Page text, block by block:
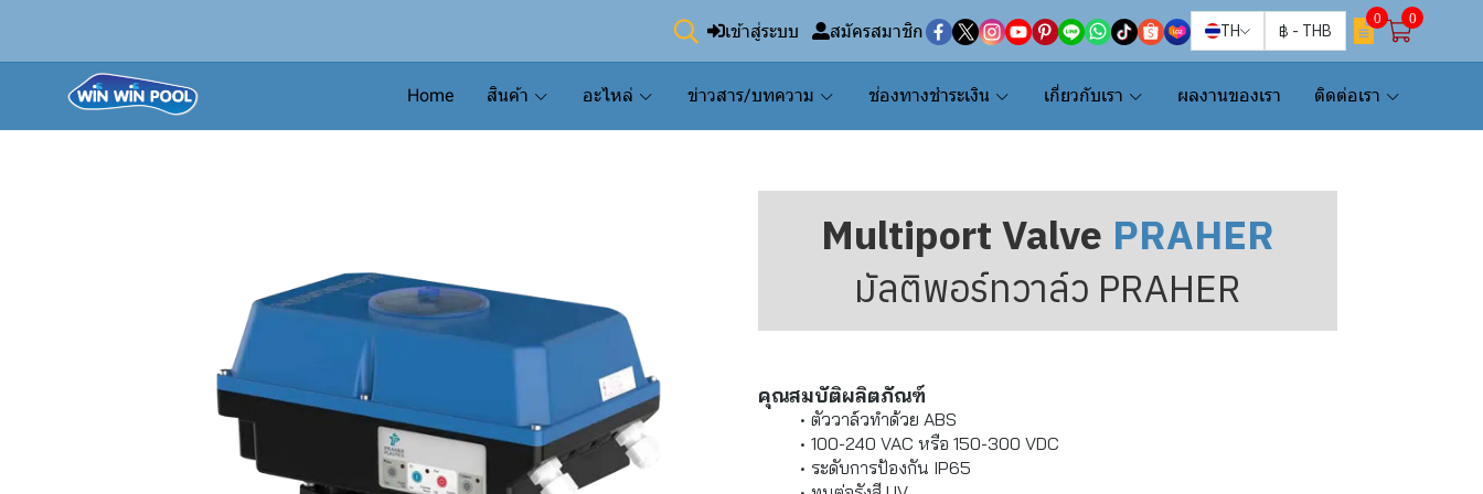
เข้าสู่ระบบ สมัครสมาชิก TH ฿ - THB
0 0
Home สินค้า อะไหล่ ข่าวสาร/บทความ ช่องทางชำระเงิน เกี่ยวกับเรา ผลงานของเรา ติดต่อเรา
Multiport Valve PRAHER
มัลติพอร์ทวาล์ว PRAHER
คุณสมบัติผลิตภัณฑ์
ตัววาล์วทำด้วย ABS
100-240 VAC หรือ 150-300 VDC
ระดับการป้องกัน IP65